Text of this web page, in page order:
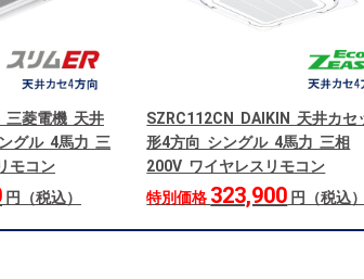
三菱電機 天井
グル 4馬力 三
モコン
円（税込）
SZRC112CN DAIKIN 天井カセ
形4方向 シングル 4馬力 三相
200V ワイヤレスリモコン
特別価格 323,900 円（税込）